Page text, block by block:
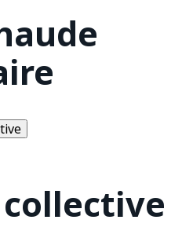
collective